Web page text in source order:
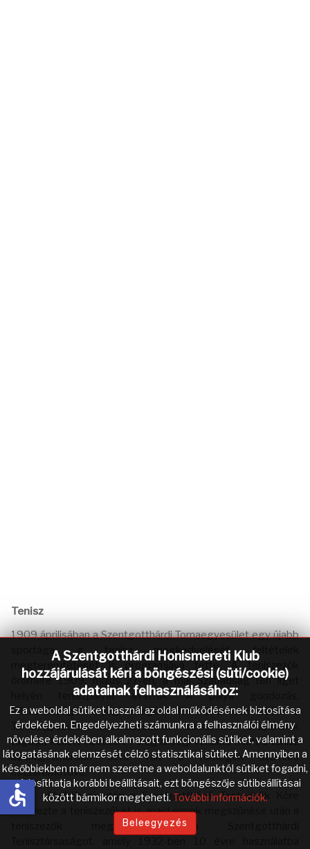
Tenisz
1909 áprilisában a Szentgotthárdi Tornaegyesület egy újabb
sportága, a tenisz megkedvelését, feltételek
megteremtetését is programjává tette. A teniszezők
örömére 1909. május 27-én, a mai Szabadság téri liget
helyén teniszpályát avattak. A pálya gondozás,
felszereltsége anyagi megterhelést jelentett, ezért a
Tornaegyesület szervezésében teniszezni óhajtóknak
tagdíjat kellett fizetniük. Főleg anyagi vonzata miatt a tenisz
Szentgotthárdon sem vált a tömegek számára
hozzáférhetővé.
Az I. világháború után a Szentgotthárdi Testedzők Köre
szervezte a teniszezőket is, majd ennek megszűnése után a
teniszezők megalakították a Szentgotthárdi
A Szentgotthárdi Honismereti Klub
hozzájárulását kéri a böngészési (süti/cookie)
adatainak felhasználásához:
Ez a weboldal sütiket használ az oldal működésének biztosítása
érdekében. Engedélyezheti számunkra a felhasználói élmény
növelése érdekében alkalmazott funkcionális sütiket, valamint a
látogatásának elemzését célzó statisztikai sütiket. Amennyiben a
későbbiekben már nem szeretne a weboldalunktól sütiket fogadni,
módosíthatja korábbi beállításait, ezt böngészője sütibeállításai
között bármikor megteheti. További információk.
Beleegyezés
accessible